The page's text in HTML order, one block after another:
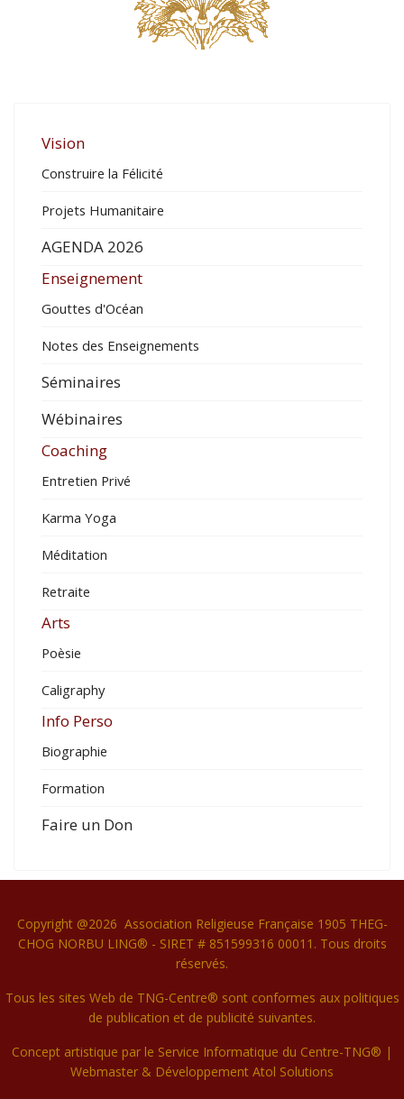
Vision
Construire la Félicité
Projets Humanitaire
AGENDA 2026
Enseignement
Gouttes d'Océan
Notes des Enseignements
Séminaires
Wébinaires
Coaching
Entretien Privé
Karma Yoga
Méditation
Retraite
Arts
Poèsie
Caligraphy
Info Perso
Biographie
Formation
Faire un Don
Copyright @2026 Association Religieuse Française 1905 THEG-
CHOG NORBU LING® - SIRET # 851599316 00011. Tous droits
réservés.
Tous les sites Web de TNG-Centre® sont conformes aux politiques
de publication et de publicité suivantes.
Concept artistique par le Service Informatique du Centre-TNG® |
Webmaster & Développement Atol Solutions